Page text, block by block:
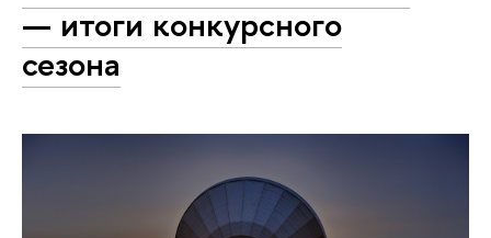
— итоги конкурсного
сезона